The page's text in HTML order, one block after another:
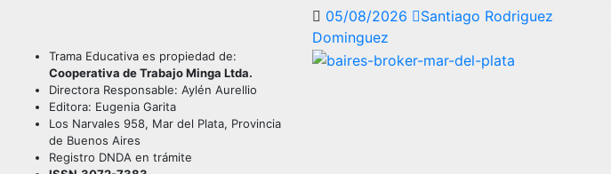
05/08/2026
Santiago Rodriguez
Dominguez
Trama Educativa es propiedad de:
Cooperativa de Trabajo Minga Ltda.
Directora Responsable: Aylén Aurellio
Editora: Eugenia Garita
Los Narvales 958, Mar del Plata, Provincia
de Buenos Aires
Registro DNDA en trámite